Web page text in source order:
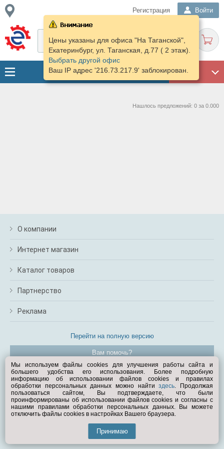
Регистрация Войти
ГАРАЖ
Цены указаны для офиса "На Таганской",
Екатеринбург, ул. Таганская, д.77 ( 2 этаж).
Выбрать другой офис
Ваш IP адрес '216.73.217.9' заблокирован.
Нашлось предложений: 0 за 0.000
О компании
Интернет магазин
Каталог товаров
Партнерство
Реклама
Перейти на полную версию
Вам помочь?
© Exist.ru 1998—2026
Мы используем файлы cookies для улучшения работы сайта и
большего удобства его использования. Более подробную
информацию об использовании файлов cookies и правилах
обработки персональных данных можно найтиздесь. Продолжая
пользоваться сайтом, Вы подтверждаете, что были
проинформированы об использовании файлов cookies и согласны с
нашими правилами обработки персональных данных. Вы можете
отключить файлы cookies в настройках Вашего браузера.
Принимаю